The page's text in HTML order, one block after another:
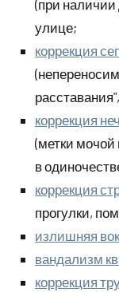
(при наличии
улице;
коррекция
коррекция
(метки мочой
в
коррекция
прогулки,
излишняя
вандализм
коррекция